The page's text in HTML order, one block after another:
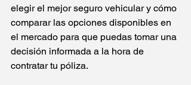
elegir el mejor seguro vehicular y cómo
comparar las opciones disponibles en
el mercado para que puedas tomar una
decisión informada a la hora de
contratar tu póliza.